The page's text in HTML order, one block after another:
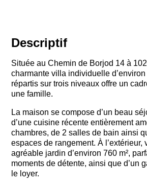
Descriptif
Située au Chemin de Borjod 14 à
charmante villa individuelle
répartis sur trois niveaux offre un
une famille.
La maison se compose d’un beau
d’une cuisine récente entièrement
chambres, de 2 salles de bain ainsi
espaces de rangement. À l’extérieur,
agréable jardin d’environ 760 m²,
moments de détente, ainsi que d’un
le loyer.